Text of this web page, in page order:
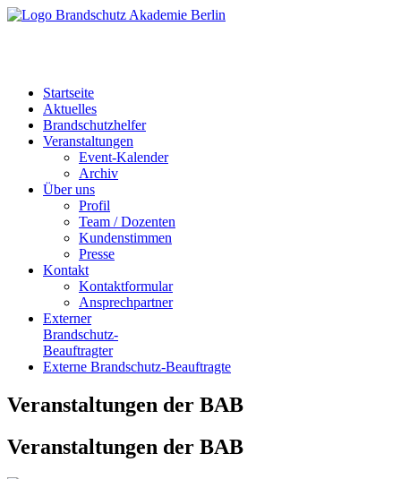
Startseite
Aktuelles
Brandschutzhelfer
Veranstaltungen
Event-Kalender
Archiv
Über uns
Profil
Team / Dozenten
Kundenstimmen
Presse
Kontakt
Kontaktformular
Ansprechpartner
Externer
Brandschutz-
Beauftragter
Externe Brandschutz-Beauftragte
Veranstaltungen der BAB
Veranstaltungen der BAB